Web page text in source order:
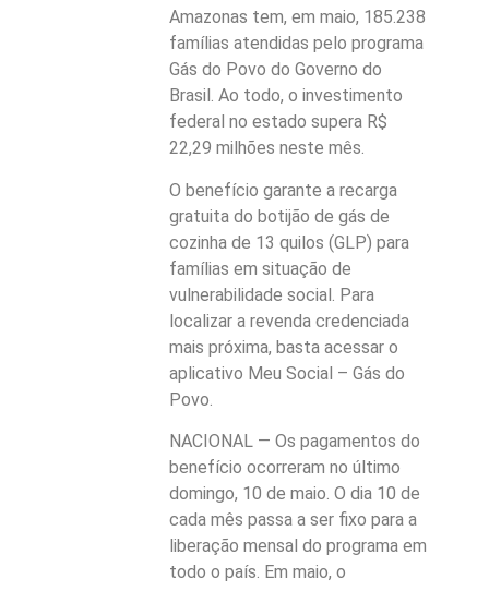
Amazonas tem, em maio, 185.238
famílias atendidas pelo programa
Gás do Povo do Governo do
Brasil. Ao todo, o investimento
federal no estado supera R$
22,29 milhões neste mês.
O benefício garante a recarga
gratuita do botijão de gás de
cozinha de 13 quilos (GLP) para
famílias em situação de
vulnerabilidade social. Para
localizar a revenda credenciada
mais próxima, basta acessar o
aplicativo Meu Social – Gás do
Povo.
NACIONAL — Os pagamentos do
benefício ocorreram no último
domingo, 10 de maio. O dia 10 de
cada mês passa a ser fixo para a
liberação mensal do programa em
todo o país. Em maio, o